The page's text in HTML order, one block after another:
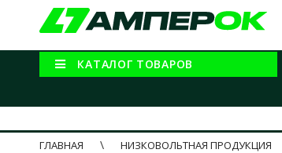
КАТАЛОГ ТОВАРОВ
ГЛАВНАЯ
НИЗКОВОЛЬТНАЯ ПРОДУКЦИЯ